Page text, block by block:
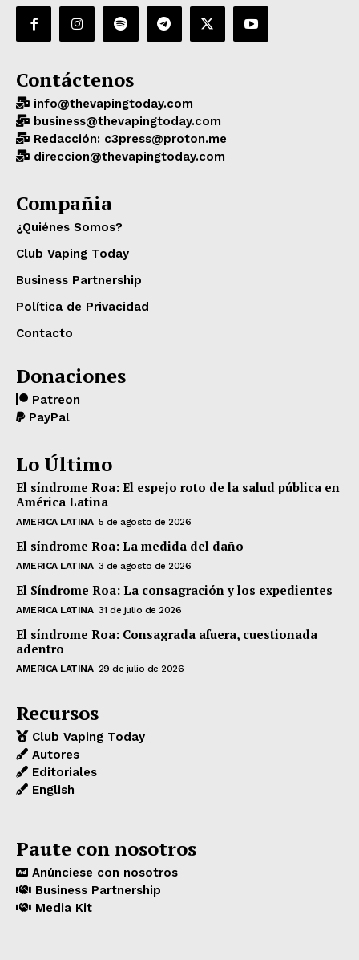
Contáctenos
info@thevapingtoday.com
business@thevapingtoday.com
Redacción: c3press@proton.me
direccion@thevapingtoday.com
Compañia
¿Quiénes Somos?
Club Vaping Today
Business Partnership
Política de Privacidad
Contacto
Donaciones
Patreon
PayPal
Lo Último
El síndrome Roa: El espejo roto de la salud pública en
América Latina
AMERICA LATINA 5 de agosto de 2026
El síndrome Roa: La medida del daño
AMERICA LATINA 3 de agosto de 2026
El Síndrome Roa: La consagración y los expedientes
AMERICA LATINA 31 de julio de 2026
El síndrome Roa: Consagrada afuera, cuestionada
adentro
AMERICA LATINA 29 de julio de 2026
Recursos
Club Vaping Today
Autores
Editoriales
English
Paute con nosotros
Anúnciese con nosotros
Business Partnership
Media Kit